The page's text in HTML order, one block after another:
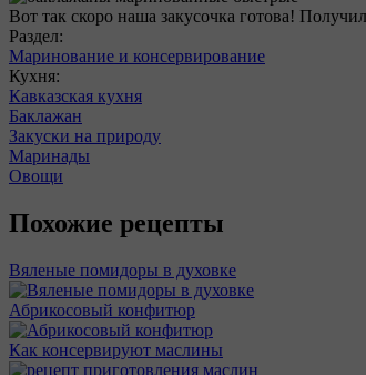
Вот так скоро наша закусочка готова!
Раздел:
Маринование и консервирование
Кухня:
Кавказская кухня
Баклажан
Закуски на природу
Маринады
Овощи
Похожие рецепты
Вяленые помидоры в духовке
Абрикосовый конфитюр
Как консервируют маслины